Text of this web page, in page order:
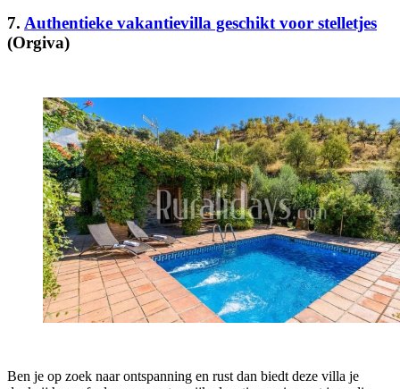
7. Authentieke vakantievilla geschikt voor stelletjes
(Orgiva)
Ben je op zoek naar ontspanning en rust dan biedt deze villa je